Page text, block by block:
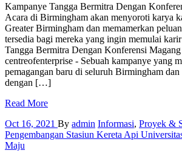
Kampanye Tangga Bermitra Dengan
Acara di Birmingham akan menyoroti karya
Greater Birmingham dan memamerkan
tersedia bagi mereka yang ingin memulai
Tangga Bermitra Dengan Konferensi
centreofenterprise - Sebuah kampanye yang
pemagangan baru di seluruh Birmingham
dengan […]
Read More
Oct 16, 2021 By admin Informasi, Proyek &
Pengembangan Stasiun Kereta Api
Maju